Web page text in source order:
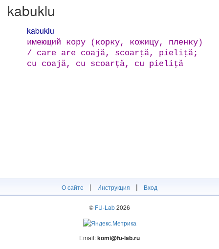
kabuklu
kabuklu
имеющий кору (корку, кожицу, пленку)
/ care are coajă, scoarţă, pieliţă;
cu coajă, cu scoarţă, cu pieliţă
О сайте | Инструкция | Вход
© FU-Lab2026
Email:komi@fu-lab.ru